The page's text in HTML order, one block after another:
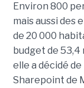
Environ 800
mais aussi des
de 20 000
budget de 53,4
elle a décidé
Sharepoint de